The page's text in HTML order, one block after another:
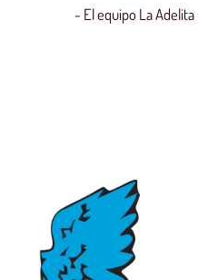
- El equipo La